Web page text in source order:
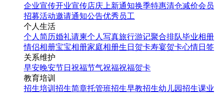
企业宣传开业宣传店庆 上新通知换季特惠清仓减价会员
招募活动邀请通知公告优秀员工
个人生活
个人简历婚礼请柬个人写真旅行游记聚合排队毕业相册
情侣相册宝宝相册家庭相册生日贺卡寿宴贺卡心情日签
关系维护
早安晚安节日祝福节气祝福祝福贺卡
教育培训
招生培训 招生简章托管班招生早教招生幼儿园招生课业